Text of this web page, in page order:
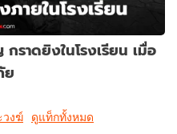
ราดยิงในโรงเรียน เมื่อ
ย
วงฆ์ ดูแท็กทั้งหมด